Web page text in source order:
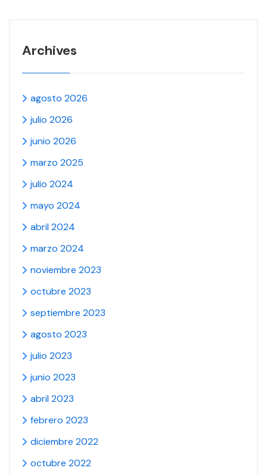
Archives
agosto 2026
julio 2026
junio 2026
marzo 2025
julio 2024
mayo 2024
abril 2024
marzo 2024
noviembre 2023
octubre 2023
septiembre 2023
agosto 2023
julio 2023
junio 2023
abril 2023
febrero 2023
diciembre 2022
octubre 2022